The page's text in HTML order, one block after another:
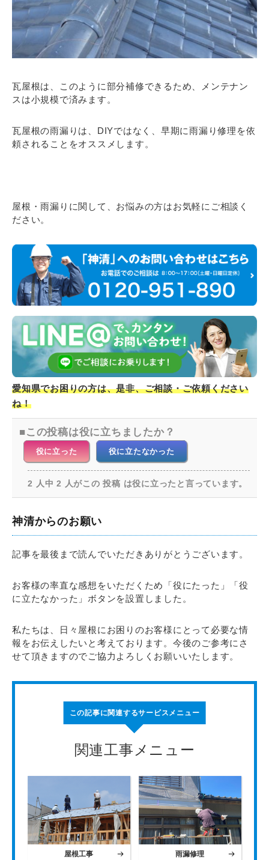
瓦屋根は、このように部分補修できるため、メンテナン
スは小規模で済みます。
瓦屋根の雨漏りは、DIYではなく、早期に雨漏り修理を依
頼されることをオススメします。
屋根・雨漏りに関して、お悩みの方はお気軽にご相談く
ださい。
愛知県でお困りの方は、是非、ご相談・ご依頼ください
ね！
この投稿は役に立ちましたか？
役に立った 役に立たなかった
2 人中 2 人がこの 投稿 は役に立ったと言っています。
神清からのお願い
記事を最後まで読んでいただきありがとうございます。
お客様の率直な感想をいただくため「役にたった」「役
に立たなかった」ボタンを設置しました。
私たちは、日々屋根にお困りのお客様にとって必要な情
報をお伝えしたいと考えております。今後のご参考にさ
せて頂きますのでご協力よろしくお願いいたします。
この記事に関連するサービスメニュー
関連工事メニュー
屋根工事 雨漏修理